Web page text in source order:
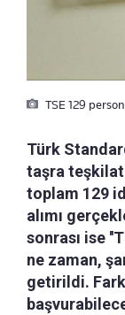
TSE 129
Türk
taşra
toplam 129
alımı
sonrası ise
ne zaman,
getirildi.